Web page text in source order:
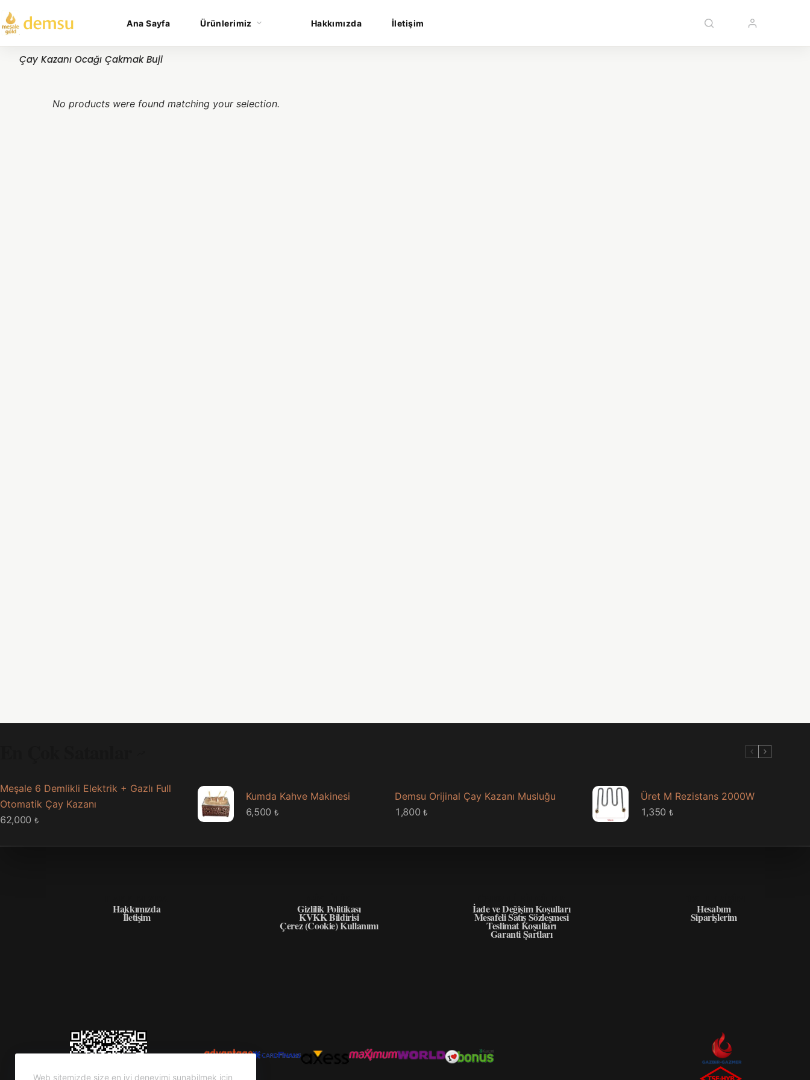
Web sitemizde size en iyi deneyimi sunabilmek için
Ana Sayfa Ürünlerimiz Hakkımızda İletişim
Çay Kazanı Ocağı Çakmak Buji
No products were found matching your selection.
Meşale 6 Demlikli Elektrik + Gazlı Full
Otomatik Çay Kazanı
62,000 ₺
Kumda Kahve Makinesi
6,500 ₺
Demsu Orijinal Çay Kazanı Musluğu
1,800₺
Üret M Rezistans 2000W
1,350 ₺
Hakkımızda
İletişim
Gizlilik Politikası
KVKK Bildirisi
Çerez (Cookie) Kullanımı
İade ve Değişim Koşulları
Mesafeli Satış Sözleşmesi
Teslimat Koşulları
Garanti Şartları
Hesabım
Siparişlerim